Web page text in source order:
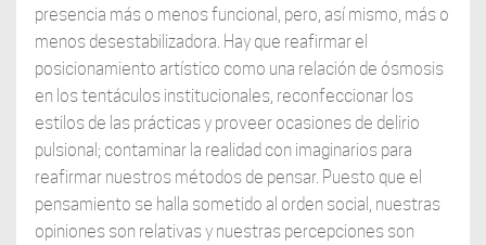
presencia más o menos funcional, pero, así mismo, más o
menos desestabilizadora. Hay que reafirmar el
posicionamiento artístico como una relación de ósmosis
en los tentáculos institucionales, reconfeccionar los
estilos de las prácticas y proveer ocasiones de delirio
pulsional; contaminar la realidad con imaginarios para
reafirmar nuestros métodos de pensar. Puesto que el
pensamiento se halla sometido al orden social, nuestras
opiniones son relativas y nuestras percepciones son